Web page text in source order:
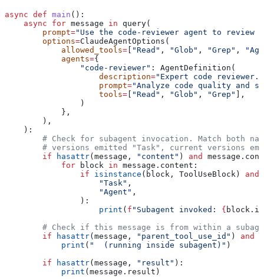
async def main ():
    async
for message in query(
        prompt
="Use the code-reviewer agent to review
        options
=ClaudeAgentOptions(
            allowed_tools
= [ "Read" , "Glob" , "Grep" ,
            agents
={
                "code-reviewer"
: AgentDefinition(
                    description
="Expert code reviewer."
                    prompt
="Analyze code quality and
                    tools
= [ "Read" , "Glob" , "Grep" ],
                )
            },
        ),
    ):
# Check for subagent invocation. Match both
# versions emitted "Task", current versions
        if
hasattr(message, "content" ) and
            for
block in message.content:
                if
isinstance (block, ToolUseBlock) and
                    "Task"
,
                    "Agent"
,
                ):
                    print
( f "Subagent invoked: {
# Check if this message is from within a
        if
hasattr(message, "parent_tool_use_id" ) and
            print
( "  (running inside subagent)" )
        if
hasattr(message, "result" ):
            print
(message.result)